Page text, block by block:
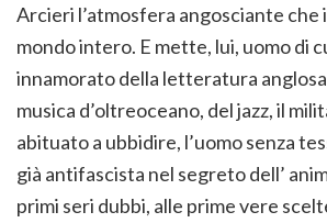
Arcieri l’atmosfera angosciante che
mondo intero. E mette, lui, uomo di
innamorato della letteratura
musica d’oltreoceano, del jazz, il
abituato a ubbidire, l’uomo senza
già antifascista nel segreto dell’
primi seri dubbi, alle prime vere